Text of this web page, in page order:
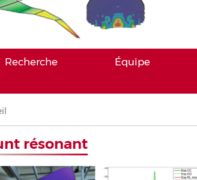
Recherche Équipe
résonant